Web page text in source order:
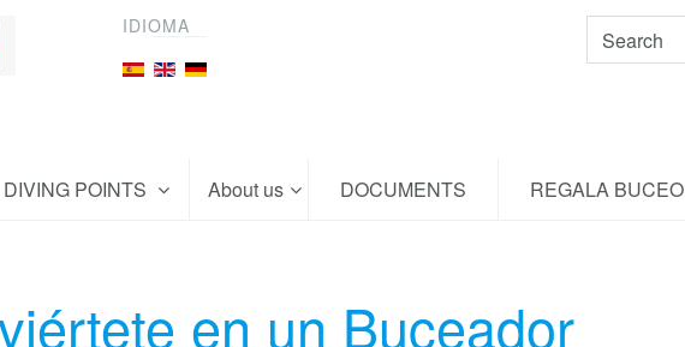
IDIOMA
DIVING POINTS About us DOCUMENTS REGALA BUCEO
en un Buceador